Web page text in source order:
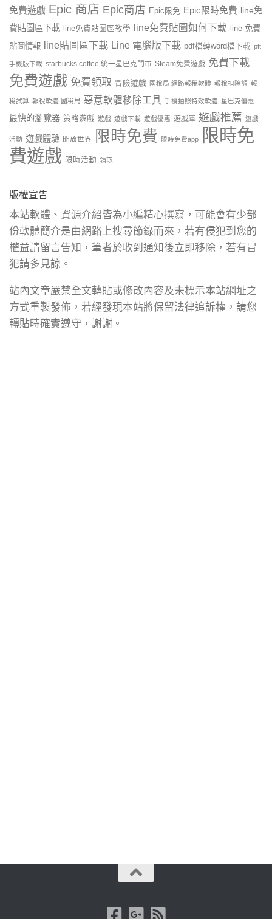
免費遊戲 Epic 商店 Epic商店 Epic限免 Epic限時免費 line免
費貼圖區下載
line免費貼圖區教學 line免費貼圖如何下載
line 免費
貼圖情報
line貼圖區下載 Line 電腦版下載 pdf檔轉word檔下載 ptt
手機版下載 starbucks coffee 統一星巴克門市 Steam免費遊戲 免費下載
免費遊戲 免費領取 冒險遊戲 國稅局 網路報稅軟體 報稅扣除額 報
稅試算 報稅軟體 國稅局 惡意軟體移除工具 手機拍照特效軟體 星巴克優惠
最快的瀏覽器 策略遊戲 遊戲 遊戲下載 遊戲優惠 遊戲庫 遊戲推薦 遊戲
活動 遊戲體驗 開放世界 限時免費 限時免費app
限時免
費遊戲 限時活動 領取
版權宣告
本站軟體、資源介紹皆為小編精心撰寫，可能會有少部
份軟體簡介是由網路上搜尋節錄而來，若有侵犯到您的
權益請留言告知，筆者於收到通知後立即移除，若有冒
犯請多見諒。
站內文章嚴禁全文轉貼或修改內容及未標示本站網址之
方式重製發佈，若經發現本站將保留法律追訴權，請您
轉貼時確實遵守，謝謝。